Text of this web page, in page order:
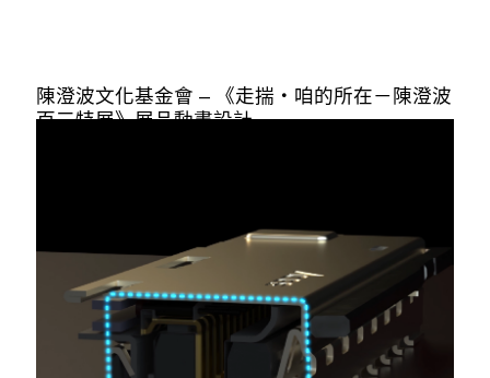
陳澄波文化基金會 – 《走揣・咱的所在－陳澄波
百三特展》展品動畫設計